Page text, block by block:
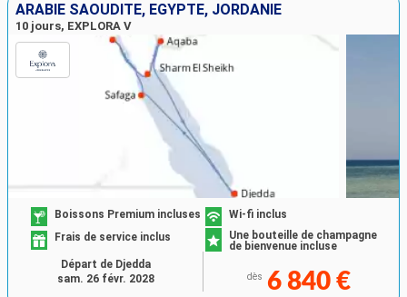
ARABIE SAOUDITE, EGYPTE, JORDANIE
10 jours, EXPLORA V
Boissons Premium incluses
Wi-fi inclus
Frais de service inclus
Une bouteille de champagne
de bienvenue incluse
dès 6 840 €
Départ de Djedda
sam. 26 févr. 2028